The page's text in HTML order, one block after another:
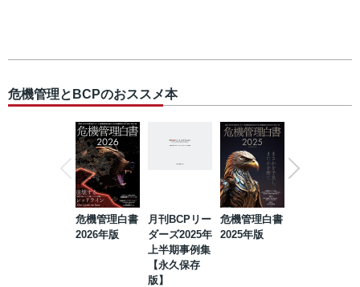
危機管理とBCPのおススメ本
危機管理白書
2026年版
月刊BCPリー
ダーズ2025年
上半期事例集
【永久保存
版】
危機管理白書
2025年版